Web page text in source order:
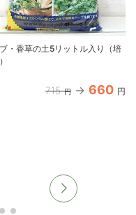
・香草の土5リットル入り（培
715 円 660 円